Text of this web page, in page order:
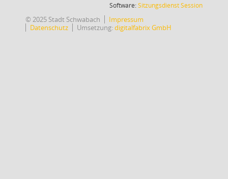
Software:SitzungsdienstSession(Wird in
© 2025 Stadt Schwabach
Impressum
Datenschutz
Umsetzung:digitalfabrix GmbH